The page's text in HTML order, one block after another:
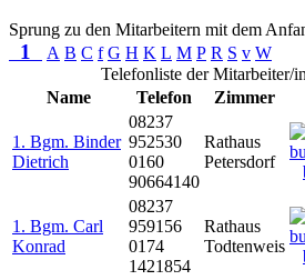
Sprung zu den Mitarbeitern mit dem
1 A B C f G H K L M P R S v W
Telefonliste der Mitarbeiter/
Name
Telefon Zimmer
1. Bgm. Binder
Dietrich
08237
952530
0160
90664140
Rathaus
Petersdorf
1. Bgm. Carl
Konrad
08237
959156
0174
1421854
Rathaus
Todtenweis